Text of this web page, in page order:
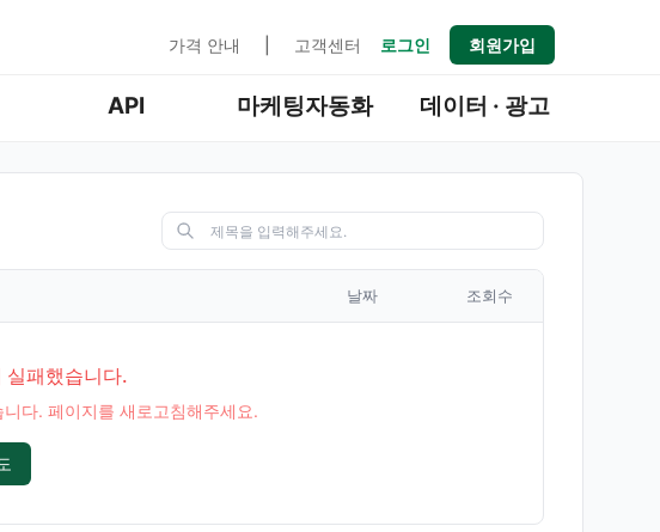
가격 안내 고객센터 로그인 회원가입
API 마케팅자동화 데이터 · 광고
날짜 조회수
실패했습니다.
다. 페이지를 새로고침해주세요.